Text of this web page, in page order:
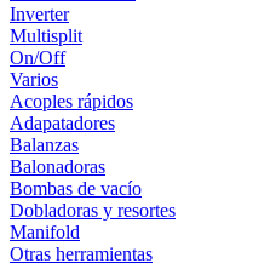
Inverter
Multisplit
On/Off
Varios
Acoples rápidos
Adapatadores
Balanzas
Balonadoras
Bombas de vacío
Dobladoras y resortes
Manifold
Otras herramientas